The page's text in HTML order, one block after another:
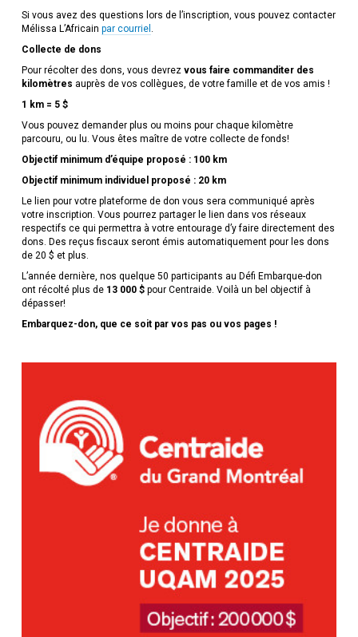
Si vous avez des questions lors de l’inscription, vous pouvez contacter
Mélissa L’Africain par courriel .
Collecte de dons
Pour récolter des dons, vous devrezvous faire commanditer des
kilomètres auprès de vos collègues, de votre famille et de vos amis !
1 km = 5 $
Vous pouvez demander plus ou moins pour chaque kilomètre
parcouru, ou lu. Vous êtes maître de votre collecte de fonds!
Objectif minimum d’équipe proposé : 100 km
Objectif minimum individuel proposé : 20 km
Le lien pour votre plateforme de don vous sera communiqué après
votre inscription. Vous pourrez partager le lien dans vos réseaux
respectifs ce qui permettra à votre entourage d’y faire directement des
dons. Des reçus fiscaux seront émis automatiquement pour les dons
de 20 $ et plus.
L’année dernière, nos quelque 50 participants au Défi Embarque-don
ont récolté plus de 13 000 $ pour Centraide. Voilà un bel objectif à
dépasser!
Embarquez-don, que ce soit par vos pas ou vos pages !